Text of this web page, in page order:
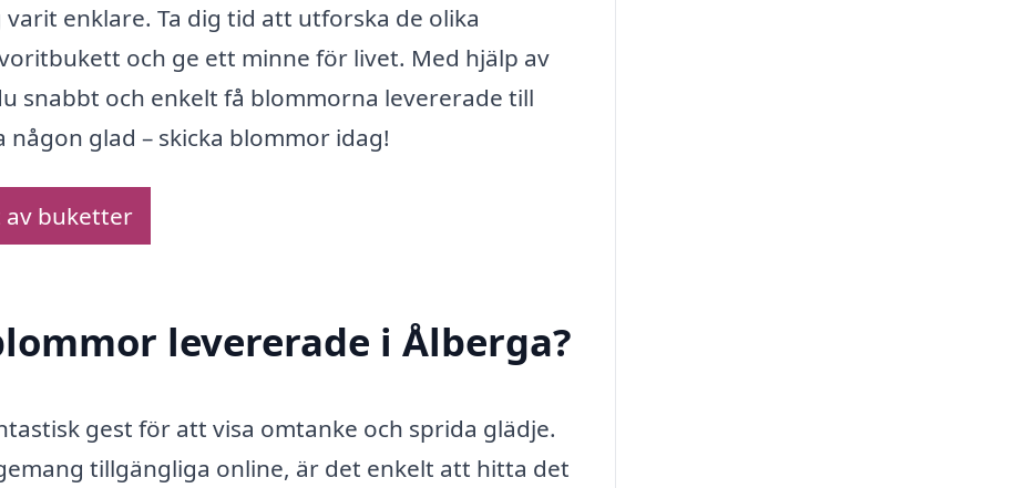
enklare. Ta dig tid att utforska de olika
och ge ett minne för livet. Med hjälp av
snabbt och enkelt få blommorna levererade till
glad – skicka blommor idag!
av buketter
levererade i Ålberga?
gest för att visa omtanke och sprida glädje.
tillgängliga online, är det enkelt att hitta det